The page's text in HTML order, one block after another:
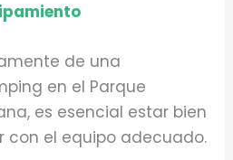
de una
en el Parque
es esencial estar bien
con el equipo adecuado.